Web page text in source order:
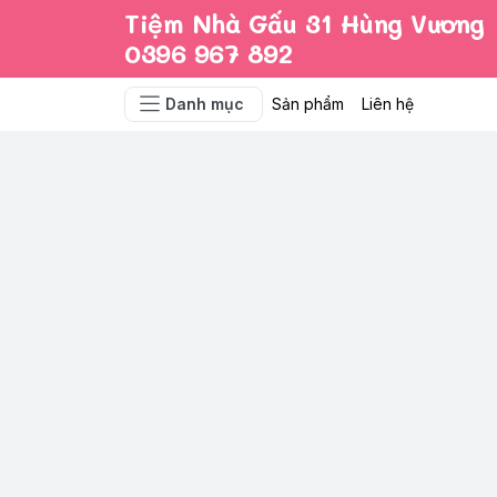
Tiệm Nhà Gấu 31 Hùng Vương
0396 967 892
Danh mục Sản phẩm Liên hệ